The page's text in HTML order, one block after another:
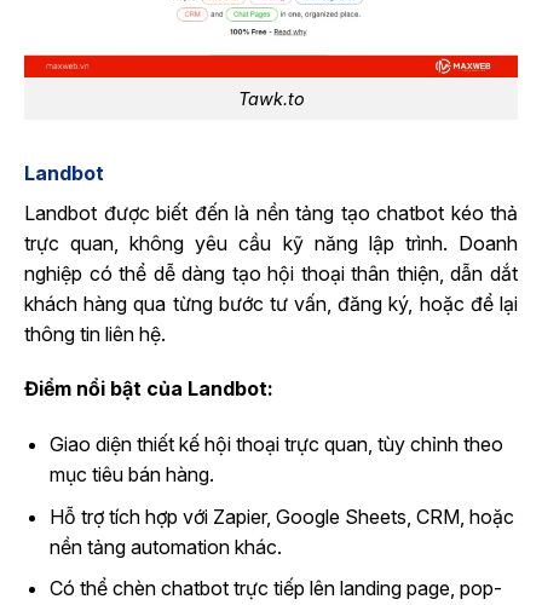
Tawk.to
Landbot
Landbot được biết đến là nền tảng tạo chatbot kéo thả
trực quan, không yêu cầu kỹ năng lập trình. Doanh
nghiệp có thể dễ dàng tạo hội thoại thân thiện, dẫn dắt
khách hàng qua từng bước tư vấn, đăng ký, hoặc để lại
thông tin liên hệ.
Điểm nổi bật của Landbot:
Giao diện thiết kế hội thoại trực quan, tùy chỉnh theo
mục tiêu bán hàng.
Hỗ trợ tích hợp với Zapier, Google Sheets, CRM, hoặc
nền tảng automation khác.
Có thể chèn chatbot trực tiếp lên landing page, pop-